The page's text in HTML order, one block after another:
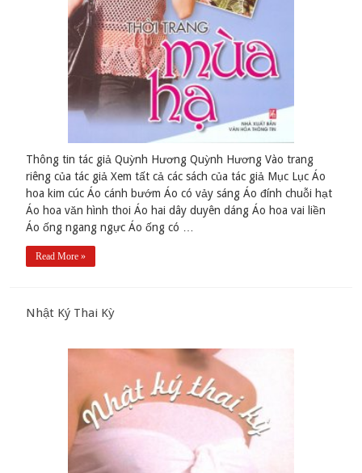
Thông tin tác giả Quỳnh Hương Quỳnh Hương Vào trang
riêng của tác giả Xem tất cả các sách của tác giả Mục Lục Áo
hoa kim cúc Áo cánh bướm Áo có vảy sáng Áo đính chuỗi hạt
Áo hoa văn hình thoi Áo hai dây duyên dáng Áo hoa vai liền
Áo ống ngang ngực Áo ống có …
Read More »
Nhật Ký Thai Kỳ